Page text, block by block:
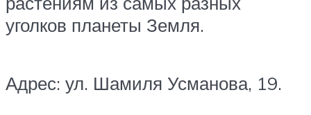
уголков планеты Земля.
Адрес: ул. Шамиля Усманова, 19.